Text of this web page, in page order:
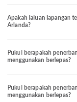
Apakah laluan lapangan
Arlanda?
Pukul berapakah
menggunakan berlepas?
Pukul berapakah
menggunakan berlepas?